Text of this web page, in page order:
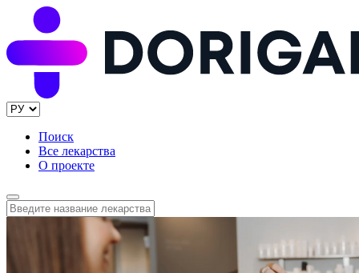
Поиск
Все лекарства
О проекте